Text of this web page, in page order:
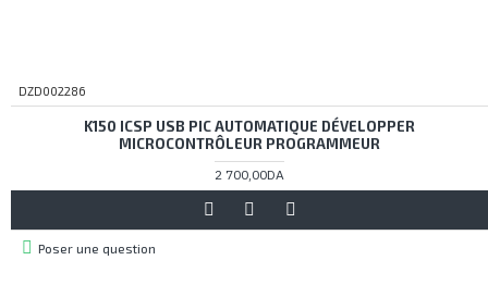
DZD002286
K150 ICSP USB PIC AUTOMATIQUE DÉVELOPPER
MICROCONTRÔLEUR PROGRAMMEUR
2 700,00DA
Poser une question